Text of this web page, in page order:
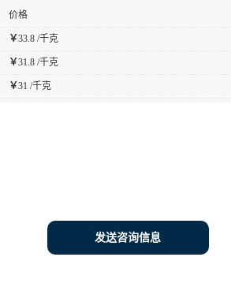
价格
￥33.8 /千克
￥31.8 /千克
￥31 /千克
发送咨询信息